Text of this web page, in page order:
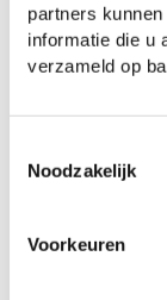
partners
informatie die u
verzameld op
Noodzakelijk
Voorkeuren
Zeer
Spelen
het
en